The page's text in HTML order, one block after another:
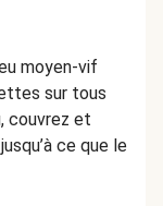
moyen-vif
sur tous
couvrez et
ce que le